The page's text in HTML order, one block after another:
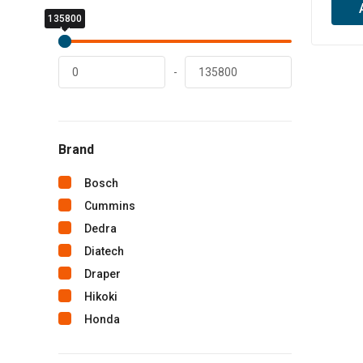
0
lei
135800
lei
-
Brand
Bosch
Cummins
Dedra
Diatech
Draper
Hikoki
Honda